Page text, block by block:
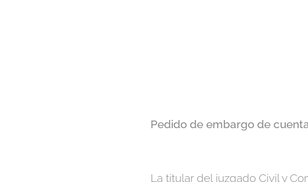
Pedido de embargo de
La titular del juzgado Civil y